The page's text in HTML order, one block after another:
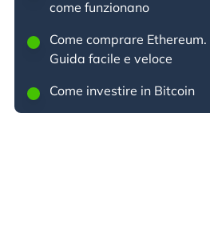
come funzionano
Come comprare Ethereum.
Guida facile e veloce
Come investire in Bitcoin